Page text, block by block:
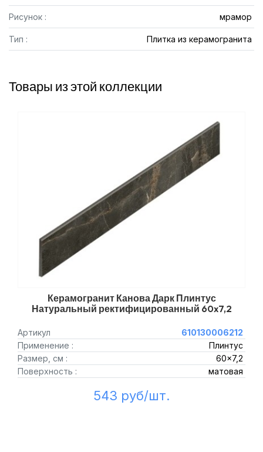
Рисунок : мрамор
Тип : Плитка из керамогранита
Товары из этой коллекции
Керамогранит Канова Дарк Плинтус
Натуральный ректифицированный 60x7,2
Артикул
610130006212
Применение :
Плинтус
Размер, см :
60x7,2
Поверхность :
матовая
543 руб/шт.